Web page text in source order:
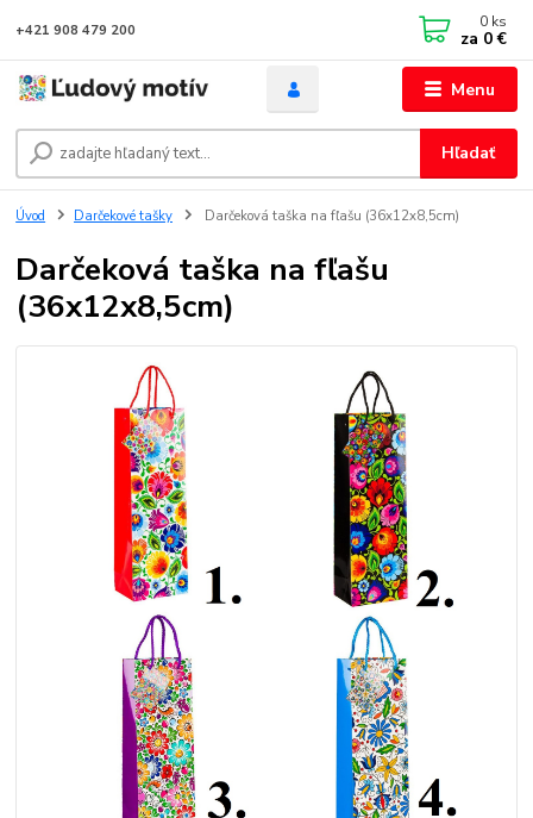
Menu
Hľadať
+421 908 479 200 0 ks
za 0 €
Úvod Darčekové tašky Darčeková taška na fľašu (36x12x8,5cm)
Darčeková taška na fľašu
(36x12x8,5cm)